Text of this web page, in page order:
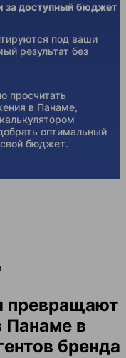
за доступный бюджет
под ваши
результат без
просчитать
в Панаме,
оптимальный
бюджет.
превращают
Панаме в
бренда